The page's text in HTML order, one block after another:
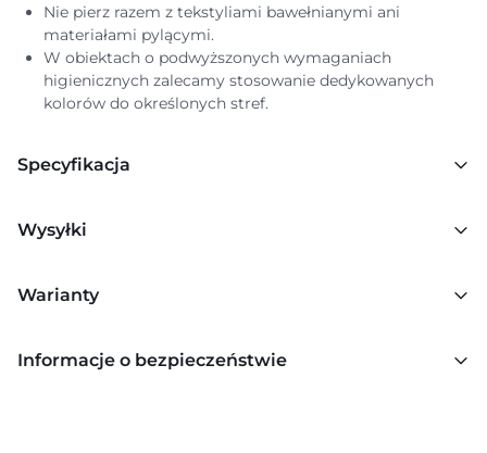
Nie pierz razem z tekstyliami bawełnianymi ani
materiałami pylącymi.
W obiektach o podwyższonych wymaganiach
higienicznych zalecamy stosowanie dedykowanych
kolorów do określonych stref.
Specyfikacja
Wysyłki
Warianty
Informacje o bezpieczeństwie